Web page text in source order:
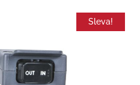
Sleva!